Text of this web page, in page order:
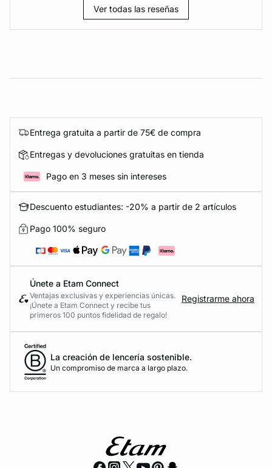
Ver todas las reseñas
Entrega gratuita a partir de 75€ de compra
Entregas y devoluciones gratuitas en tienda
Pago en 3 meses sin intereses
Descuento estudiantes: -20% a partir de 2 artículos
Pago 100% seguro
Únete a Etam Connect
Ventajas exclusivas y experiencias únicas.
¡Únete a Etam Connect y recibe tus
primeros 100 puntos fidelidad de regalo!
Registrarme ahora
La creación de lencería sostenible.
Un compromiso de marca a largo plazo.